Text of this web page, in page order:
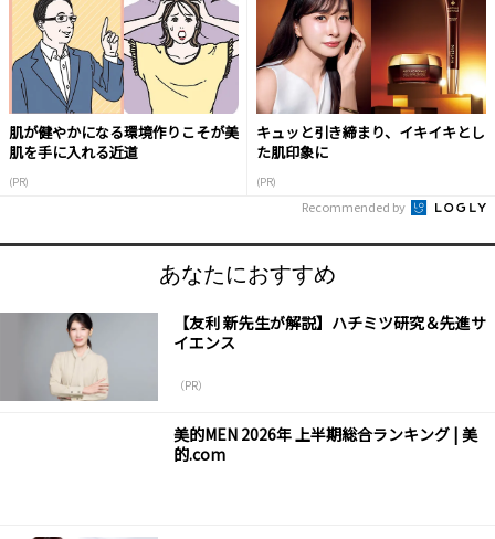
肌が健やかになる環境作りこそが美
肌を手に入れる近道
(PR)
キュッと引き締まり、イキイキとし
た肌印象に
(PR)
Recommended by
あなたにおすすめ
【友利 新先生が解説】ハチミツ研究＆先進サ
イエンス
（PR）
美的MEN 2026年 上半期総合ランキング | 美
的.com